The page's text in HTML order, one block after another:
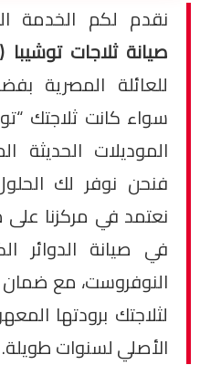
نقدم لكم الخدمة
صيانة ثلاجات توشيبا (Toshiba)
للعائلة المصرية
الموديلات الحديثة
فنحن نوفر لك
نعتمد في مركزنا
في صيانة الدوائر
النوفروست، مع ضمان
لثلاجتك برودتها
الأصلي لسنوات طويلة.